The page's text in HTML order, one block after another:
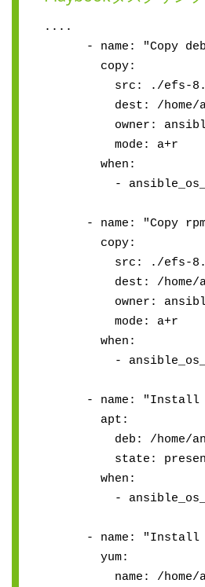
....
- name: "Copy deb
copy:
src: ./efs-
dest: /home/
owner:
mode: a+r
when:
-
- name: "Copy rpm
copy:
src: ./efs-
dest: /home/
owner:
mode: a+r
when:
-
- name: "Install
apt:
deb: /home/
state:
when:
-
- name: "Install
yum:
name: /home/